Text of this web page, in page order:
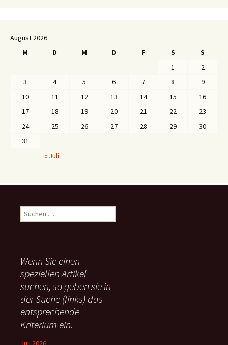
August 2026
M
D M D F S
S
1
2
3
4 5 6 7 8
9
10
11 12 13 14 15
16
17
18 19 20 21 22
23
24
25 26 27 28 29
30
31
« Juli
u
n
n
a
c
:
Wenn Sie einen
speziellen Artikel
suchen, so geben sie in
der Suche (links) das
entsprechende
Kriterium ein.